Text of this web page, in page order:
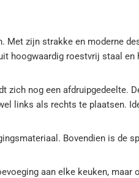
Met zijn strakke en moderne
hoogwaardig roestvrij staal en
zich nog een afdruipgedeelte.
links als rechts te plaatsen.
Bovendien is de
aan elke keuken, maar